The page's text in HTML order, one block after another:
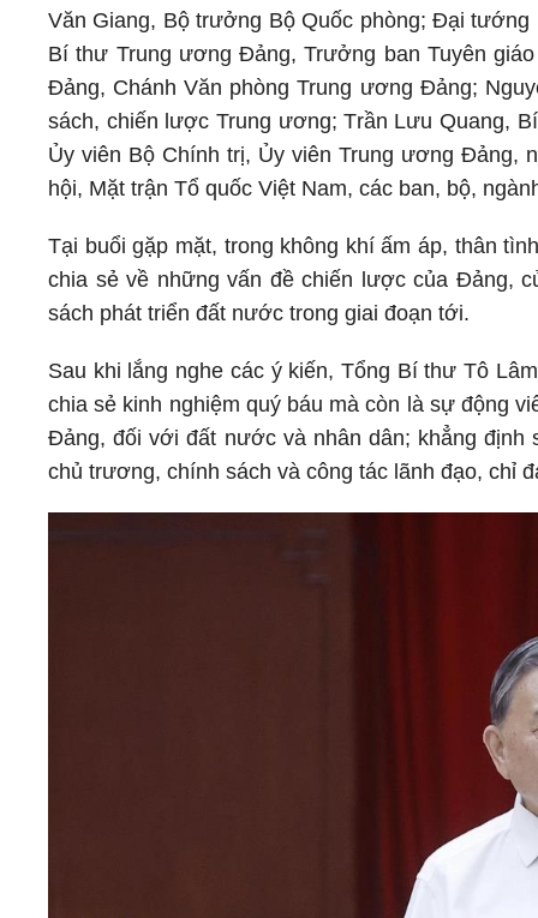
Văn Giang, Bộ trưởng Bộ Quốc phòng; Đại
Bí thư Trung ương Đảng, Trưởng ban Tuyên
Đảng, Chánh Văn phòng Trung ương Đảng;
sách, chiến lược Trung ương; Trần Lưu Quang,
Ủy viên Bộ Chính trị, Ủy viên Trung ương Đảng,
hội, Mặt trận Tổ quốc Việt Nam, các ban, bộ,
Tại buổi gặp mặt, trong không khí ấm áp, thân
chia sẻ về những vấn đề chiến lược của Đảng,
sách phát triển đất nước trong giai đoạn tới.
Sau khi lắng nghe các ý kiến, Tổng Bí thư Tô
chia sẻ kinh nghiệm quý báu mà còn là sự động
Đảng, đối với đất nước và nhân dân; khẳng định
chủ trương, chính sách và công tác lãnh đạo, chỉ